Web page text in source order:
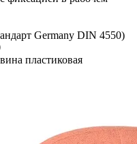
Germany DIN 4550)
пластиковая